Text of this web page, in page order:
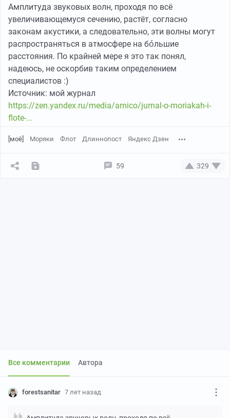
Амплитуда звуковых волн, проходя по всё
увеличивающемуся сечению, растёт, согласно
законам акустики, а следовательно, эти волны могут
распространяться в атмосфере на бо́льшие
расстояния. По крайней мере я это так понял,
надеюсь, не оскорбив таким определением
специалистов :)
Источник: мой журнал
https://zen.yandex.ru/media/amico/jurnal-o-moriakah-i-
flote-...
[моё] Моряки Флот Длиннопост Яндекс Дзен
59 329
Все комментарии Автора
forestsanitar 7 лет назад